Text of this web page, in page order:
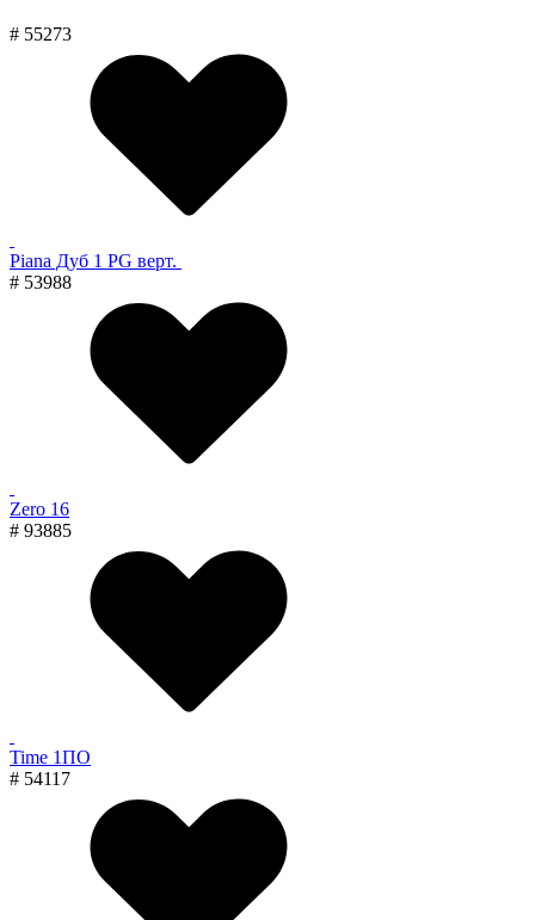
# 55273
Piana Дуб 1 PG верт.
# 53988
Zero 16
# 93885
Time 1ПО
# 54117